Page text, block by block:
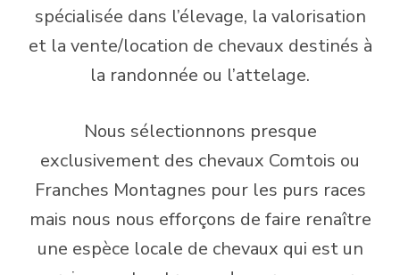
spécialisée dans l’élevage, la valorisation
et la vente/location de chevaux destinés à
la randonnée ou l’attelage.
Nous sélectionnons presque
exclusivement des chevaux Comtois ou
Franches Montagnes pour les purs races
mais nous nous efforçons de faire renaître
une espèce locale de chevaux qui est un